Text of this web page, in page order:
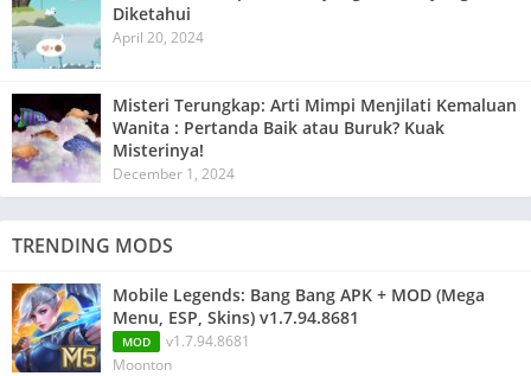
Diketahui
April 20, 2024
Misteri Terungkap: Arti Mimpi Menjilati Kemaluan
Wanita : Pertanda Baik atau Buruk? Kuak
Misterinya!
December 1, 2024
TRENDING MODS
Mobile Legends: Bang Bang APK + MOD (Mega
Menu, ESP, Skins) v1.7.94.8681
MOD
v1.7.94.8681
Moonton